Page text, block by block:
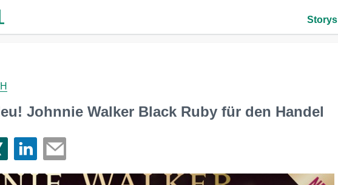
Storys
Johnnie Walker Black Ruby für den Handel